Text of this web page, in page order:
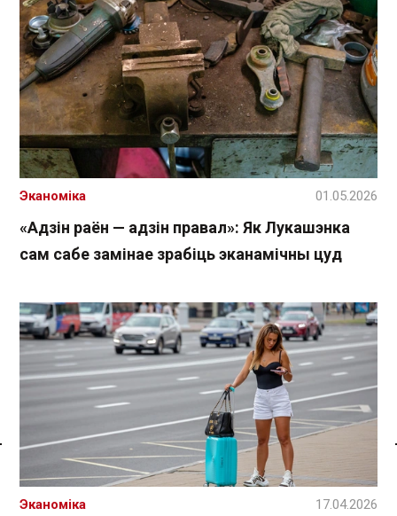
Спасылка без VPN
«Адзін раён — адзін правал»: Як Лукашэнка
сам сабе замінае зрабіць эканамічны цуд
Эканоміка 01.05.2026
Эканоміка 17.04.2026